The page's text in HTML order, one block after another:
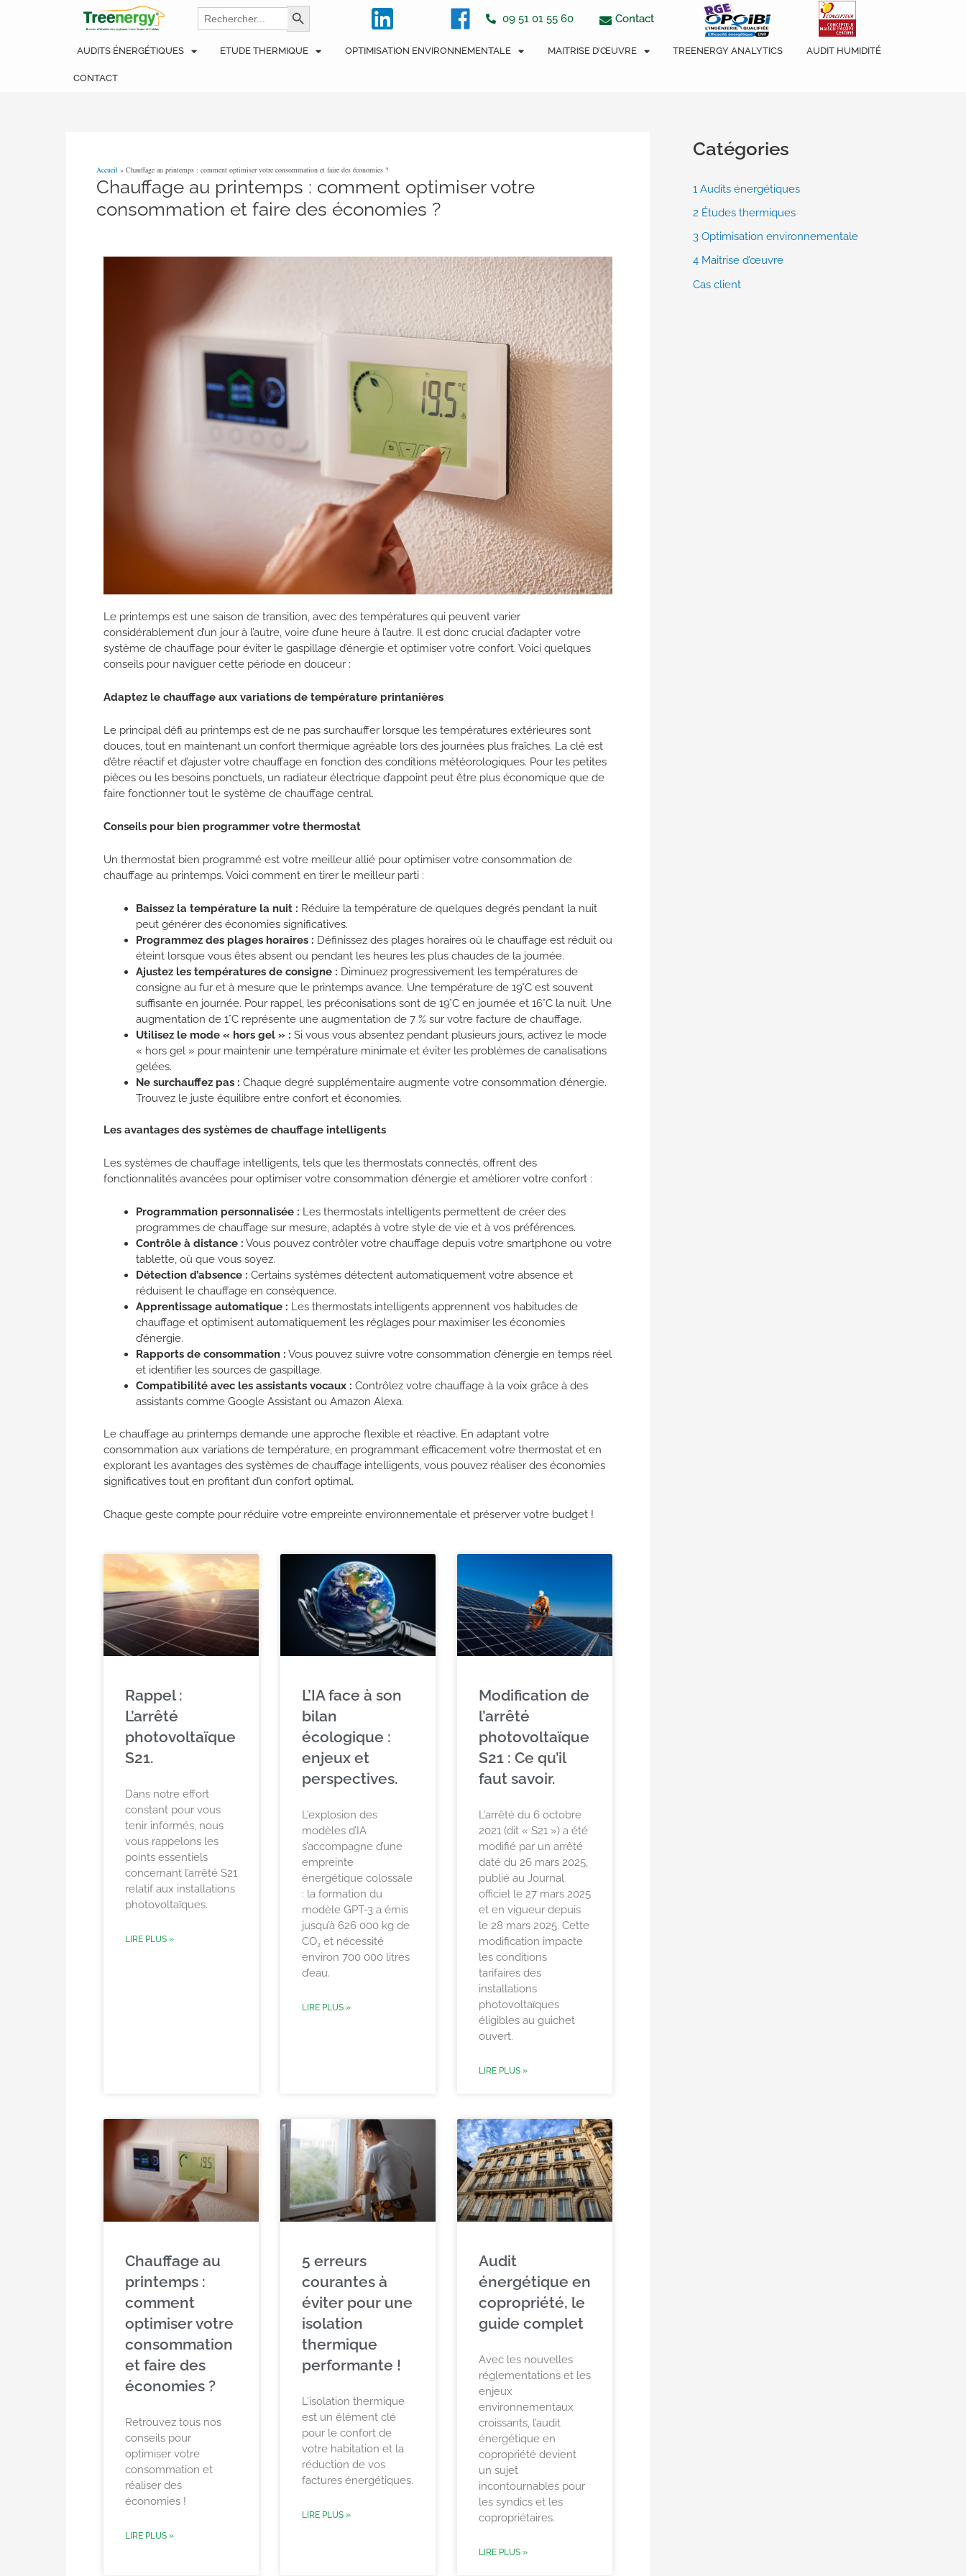
Search
for:
Search Button 09 51 01 55 60 Contact
AUDITS ÉNERGÉTIQUES ETUDE THERMIQUE OPTIMISATION ENVIRONNEMENTALE MAITRISE D’ŒUVRE TREENERGY ANALYTICS AUDIT HUMIDITÉ
CONTACT
Accueil » Chauffage au printemps : comment optimiser votre consommation et faire des économies ?
Chauffage au printemps : comment optimiser votre
consommation et faire des économies ?
Le printemps est une saison de transition, avec des températures qui peuvent varier
considérablement d’un jour à l’autre, voire d’une heure à l’autre. Il est donc crucial d’adapter votre
système de chauffage pour éviter le gaspillage d’énergie et optimiser votre confort. Voici quelques
conseils pour naviguer cette période en douceur :
Adaptez le chauffage aux variations de température printanières
Le principal défi au printemps est de ne pas surchauffer lorsque les températures extérieures sont
douces, tout en maintenant un confort thermique agréable lors des journées plus fraîches. La clé est
d’être réactif et d’ajuster votre chauffage en fonction des conditions météorologiques. Pour les petites
pièces ou les besoins ponctuels, un radiateur électrique d’appoint peut être plus économique que de
faire fonctionner tout le système de chauffage central.
Conseils pour bien programmer votre thermostat
Un thermostat bien programmé est votre meilleur allié pour optimiser votre consommation de
chauffage au printemps. Voici comment en tirer le meilleur parti :
Baissez la température la nuit : Réduire la température de quelques degrés pendant la nuit
peut générer des économies significatives.
Programmez des plages horaires : Définissez des plages horaires où le chauffage est réduit ou
éteint lorsque vous êtes absent ou pendant les heures les plus chaudes de la journée.
Ajustez les températures de consigne : Diminuez progressivement les températures de
consigne au fur et à mesure que le printemps avance. Une température de 19°C est souvent
suffisante en journée. Pour rappel, les préconisations sont de 19°C en journée et 16°C la nuit. Une
augmentation de 1°C représente une augmentation de 7 % sur votre facture de chauffage.
Utilisez le mode « hors gel » : Si vous vous absentez pendant plusieurs jours, activez le mode
« hors gel » pour maintenir une température minimale et éviter les problèmes de canalisations
gelées.
Ne surchauffez pas : Chaque degré supplémentaire augmente votre consommation d’énergie.
Trouvez le juste équilibre entre confort et économies.
Les avantages des systèmes de chauffage intelligents
Les systèmes de chauffage intelligents, tels que les thermostats connectés, offrent des
fonctionnalités avancées pour optimiser votre consommation d’énergie et améliorer votre confort :
Programmation personnalisée : Les thermostats intelligents permettent de créer des
programmes de chauffage sur mesure, adaptés à votre style de vie et à vos préférences.
Contrôle à distance : Vous pouvez contrôler votre chauffage depuis votre smartphone ou votre
tablette, où que vous soyez.
Détection d’absence : Certains systèmes détectent automatiquement votre absence et
réduisent le chauffage en conséquence.
Apprentissage automatique : Les thermostats intelligents apprennent vos habitudes de
chauffage et optimisent automatiquement les réglages pour maximiser les économies
d’énergie.
Rapports de consommation : Vous pouvez suivre votre consommation d’énergie en temps réel
et identifier les sources de gaspillage.
Compatibilité avec les assistants vocaux : Contrôlez votre chauffage à la voix grâce à des
assistants comme Google Assistant ou Amazon Alexa.
Le chauffage au printemps demande une approche flexible et réactive. En adaptant votre
consommation aux variations de température, en programmant efficacement votre thermostat et en
explorant les avantages des systèmes de chauffage intelligents, vous pouvez réaliser des économies
significatives tout en profitant d’un confort optimal.
Chaque geste compte pour réduire votre empreinte environnementale et préserver votre budget !
Rappel :
L’arrêté
photovoltaïque
S21.
Dans notre effort
constant pour vous
tenir informés, nous
vous rappelons les
points essentiels
concernant l’arrêté S21
relatif aux installations
photovoltaïques.
LIRE PLUS »
L’IA face à son
bilan
écologique :
enjeux et
perspectives.
L’explosion des
modèles d’IA
s’accompagne d’une
empreinte
énergétique colossale
: la formation du
modèle GPT-3 a émis
jusqu’à 626 000 kg de
CO₂ et nécessité
environ 700 000 litres
d’eau.
LIRE PLUS »
Modification de
l’arrêté
photovoltaïque
S21 : Ce qu’il
faut savoir.
L’arrêté du 6 octobre
2021 (dit « S21 ») a été
modifié par un arrêté
daté du 26 mars 2025,
publié au Journal
officiel le 27 mars 2025
et en vigueur depuis
le 28 mars 2025. Cette
modification impacte
les conditions
tarifaires des
installations
photovoltaïques
éligibles au guichet
ouvert.
LIRE PLUS »
Chauffage au
printemps :
comment
optimiser votre
consommation
et faire des
économies ?
Retrouvez tous nos
conseils pour
optimiser votre
consommation et
réaliser des
économies !
LIRE PLUS »
5 erreurs
courantes à
éviter pour une
isolation
thermique
performante !
L’isolation thermique
est un élément clé
pour le confort de
votre habitation et la
réduction de vos
factures énergétiques.
LIRE PLUS »
Audit
énergétique en
copropriété, le
guide complet
Avec les nouvelles
réglementations et les
enjeux
environnementaux
croissants, l’audit
énergétique en
copropriété devient
un sujet
incontournables pour
les syndics et les
copropriétaires.
LIRE PLUS »
Catégories
1 Audits énergétiques
2 Études thermiques
3 Optimisation environnementale
4 Maitrise d’œuvre
Cas client